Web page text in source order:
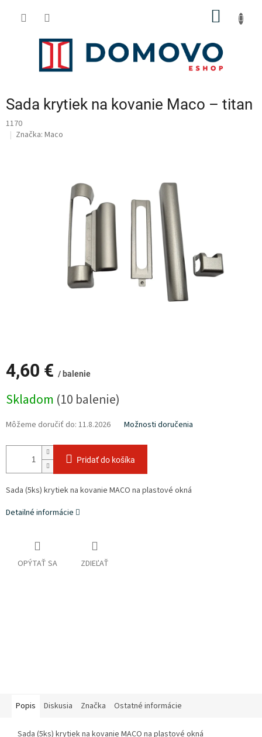
Sada krytiek na kovanie Maco – titan
1170
Značka: Maco
4,60 € / balenie
cena:
Skladom (10 balenie)
Môžeme doručiť do: 11.8.2026 Možnosti doručenia
Pridať do košíka
Sada (5ks) krytiek na kovanie MACO na plastové okná
Detailné informácie
OPÝTAŤ SA ZDIEĽAŤ
Popis Diskusia Značka Ostatné informácie
Sada (5ks) krytiek na kovanie MACO na plastové okná